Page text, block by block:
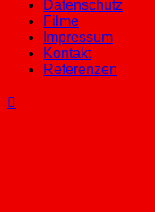
Datenschutz
Filme
Impressum
Kontakt
Referenzen